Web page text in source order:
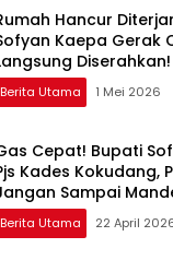
Hancur
Kaepa Gerak
Diserahkan!
Berita Utama 1 Mei 2026
Cepat! Bupati
Kades Kokudang,
Sampai
Berita Utama 22 April